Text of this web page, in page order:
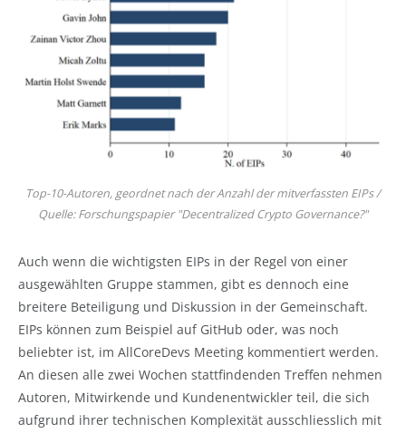
Top-10-Autoren, geordnet nach der Anzahl der mitverfassten EIPs /
Quelle: Forschungspapier "Decentralized Crypto Governance?"
Auch wenn die wichtigsten EIPs in der Regel von einer
ausgewählten Gruppe stammen, gibt es dennoch eine
breitere Beteiligung und Diskussion in der Gemeinschaft.
EIPs können zum Beispiel auf GitHub oder, was noch
beliebter ist, im AllCoreDevs Meeting kommentiert werden.
An diesen alle zwei Wochen stattfindenden Treffen nehmen
Autoren, Mitwirkende und Kundenentwickler teil, die sich
aufgrund ihrer technischen Komplexität ausschliesslich mit